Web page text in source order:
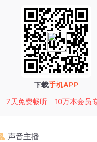
下载手机APP
7天免费畅听
10万本会员
声音主播